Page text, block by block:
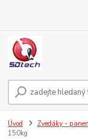
Úvod Zvedáky -
150kg